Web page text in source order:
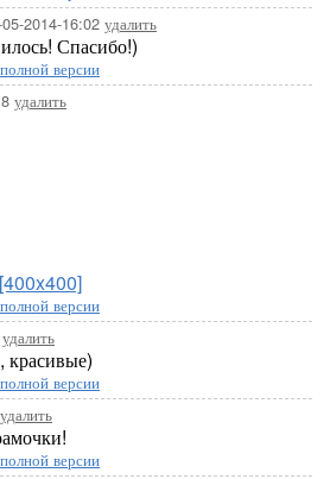
2014-16:02 удалить
Спасибо!)
версии
удалить
[400x400]
версии
удалить
красивые)
версии
удалить
версии